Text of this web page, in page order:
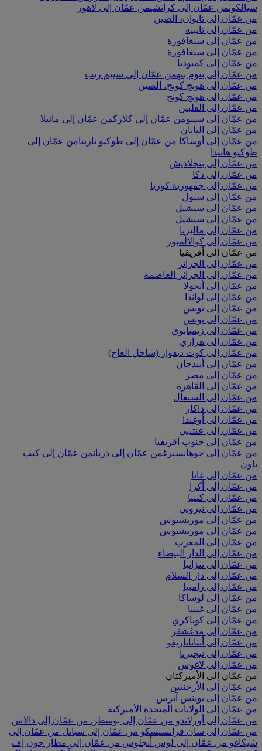
سيالكوتمن عمّان إلى كراتشيمن عمّان إلى لاهور
من عمّان إلى تايوان، الصين
من عمّان إلى تايبيه
من عمّان إلى سنغافورة
من عمّان إلى سنغافورة
من عمّان إلى كمبوديا
من عمّان إلى بنوم بنهمن عمّان إلى سييم ريب
من عمّان إلى هونج كونج، الصين
من عمّان إلى هونج كونج
من عمّان إلى الفلبين
من عمّان إلى سيبومن عمّان إلى كلاركمن عمّان إلى مانيلا
من عمّان إلى اليابان
من عمّان إلى أوساكا من عمّان إلى طوكيو ناريتامن عمّان إلى
طوكيو هانيدا
من عمّان إلى بنجلاديش
من عمّان إلى دكا
من عمّان إلى جمهورية كوريا
من عمّان إلى سيول
من عمّان إلى سيشيل
من عمّان إلى سيشيل
من عمّان إلى ماليزيا
من عمّان إلى كوالالمبور
من عمّان إلى أفريقيا
من عمّان إلى الجزائر
من عمّان إلى الجزائر العاصمة
من عمّان إلى أنجولا
من عمّان إلى لواندا
من عمّان إلى تونس
من عمّان إلى تونس
من عمّان إلى زيمبابوي
من عمّان إلى هراري
من عمّان إلى كوت ديفوار (ساحل العاج)
من عمّان إلى أبيدجان
من عمّان إلى مصر
من عمّان إلى القاهرة
من عمّان إلى السنغال
من عمّان إلى داكار
من عمّان إلى أوغندا
من عمّان إلى عنتيبي
من عمّان إلى جنوب أفريقيا
من عمّان إلى جوهانسبرغمن عمّان إلى دربانمن عمّان إلى كيب
تاون
من عمّان إلى غانا
من عمّان إلى أكرا
من عمّان إلى كينيا
من عمّان إلى نيروبي
من عمّان إلى موريشيوس
من عمّان إلى موريشيوس
من عمّان إلى المغرب
من عمّان إلى الدار البيضاء
من عمّان إلى تنزانيا
من عمّان إلى دار السلام
من عمّان إلى زامبيا
من عمّان إلى لوساكا
من عمّان إلى غينيا
من عمّان إلى كوناكري
من عمّان إلى مدغشقر
من عمّان إلى أنتاناناريفو
من عمّان إلى نيجيريا
من عمّان إلى لاغوس
من عمّان إلى الأميركتان
من عمّان إلى الأرجنتين
من عمّان إلى بوينس آيرس
من عمّان إلى الولايات المتحدة الأميركية
من عمّان إلى أورلاندو من عمّان إلى بوسطن من عمّان إلى دالاس
من عمّان إلى سان فرانسيسكو من عمّان إلى سياتل من عمّان إلى
شيكاغو من عمّان إلى لوس أنجلوس من عمّان إلى مطار جون إف